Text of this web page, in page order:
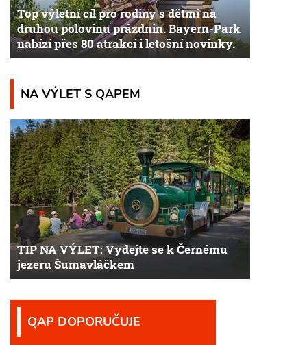
Top výletní cíl pro rodiny s dětmi na
druhou polovinu prázdnin. Bayern-Park
nabízí přes 80 atrakcí i letošní novinky.
NA VÝLET S QAPEM
TIP NA VÝLET: Vydejte se k Černému
jezeru Šumavláčkem
QAP DOPORUČUJE